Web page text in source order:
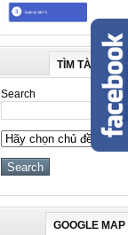
TÌM TÀI LIỆU
Search
GOOGLE MAP